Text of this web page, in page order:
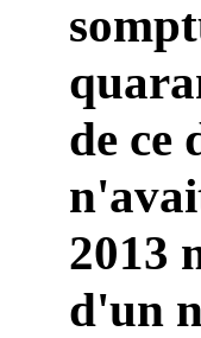
de ce
2013
d'un